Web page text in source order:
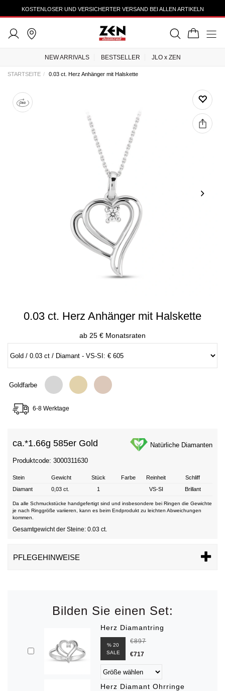
TRUSTEDSHOPS 4.43
NEW ARRIVALS BESTSELLER JLO x ZEN
STARTSEITE 0.03 ct. Herz Anhänger mit Halskette
0.03 ct. Herz Anhänger mit Halskette
ab 25 € Monatsraten
Goldfarbe
6-8 Werktage
ca.*1.66g 585er Gold Natürliche Diamanten
Produktcode: 3000311630
Stein Gewicht Stück Farbe Reinheit
Schliff
Diamant
0,03 ct. 1 VS-SI Brillant
Da alle Schmuckstücke handgefertigt sind und insbesondere bei Ringen die Gewichte
je nach Ringgröße variieren, kann es beim Endprodukt zu leichten Abweichungen
kommen.
Gesamtgewicht der Steine: 0.03 ct.
PFLEGEHINWEISE
Bilden Sie einen Set:
Herz Diamantring
% 20
SALE
€897
€717
Herz Diamant Ohrringe